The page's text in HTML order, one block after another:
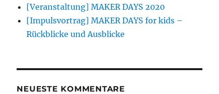
[Veranstaltung] MAKER DAYS 2020
[Impulsvortrag] MAKER DAYS for kids –
Rückblicke und Ausblicke
NEUESTE KOMMENTARE